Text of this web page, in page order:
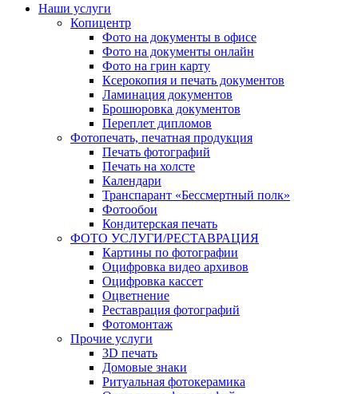
Наши услуги
Копицентр
Фото на документы в офисе
Фото на документы онлайн
Фото на грин карту
Ксерокопия и печать документов
Ламинация документов
Брошюровка документов
Переплет дипломов
Фотопечать, печатная продукция
Печать фотографий
Печать на холсте
Календари
Транспарант «Бессмертный полк»
Фотообои
Кондитерская печать
ФОТО УСЛУГИ/РЕСТАВРАЦИЯ
Картины по фотографии
Оцифровка видео архивов
Оцифровка кассет
Оцветнение
Реставрация фотографий
Фотомонтаж
Прочие услуги
3D печать
Домовые знаки
Ритуальная фотокерамика